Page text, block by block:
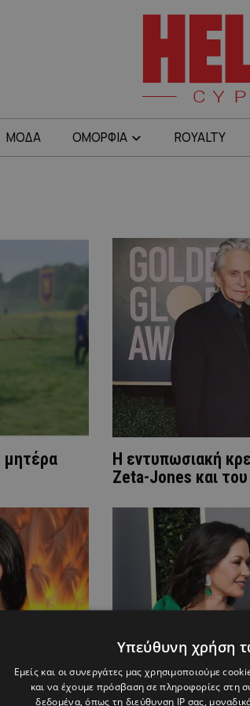
ΜΟΔΑ ΟΜΟΡΦΙΑ ROYALTY
μητέρα
Η εντυπωσιακή
Zeta-Jones και
Υπεύθυνη χρήση
Εμείς και οι συνεργάτες μας χρησιμοποιούμε
και να έχουμε πρόσβαση σε πληροφορίες στη
δεδομένα, όπως τη διεύθυνση IP σας,